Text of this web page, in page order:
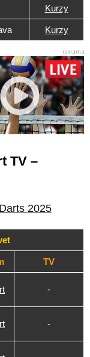
Kurzy
Kurzy
TV –
2025
TV
-
-